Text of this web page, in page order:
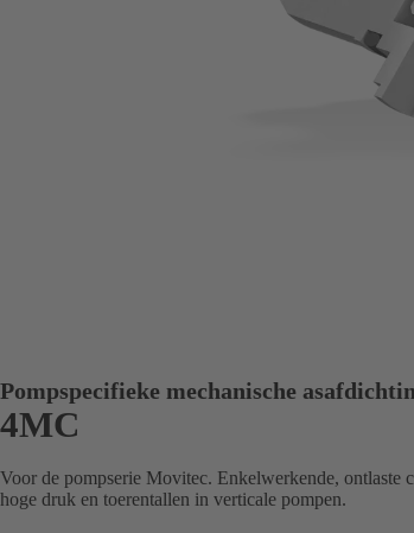
Pompspecifieke mechanische
4MC
Voor de pompserie Movitec. Enkelwerkende, ontlaste
hoge druk en toerentallen in verticale pompen.